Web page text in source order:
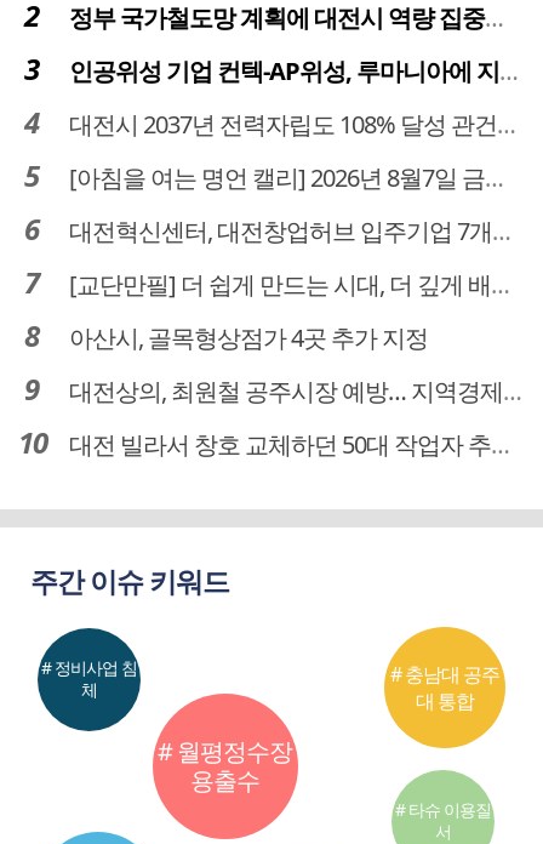
정부 국가철도망 계획에 대전시 역량 집중해야
인공위성 기업 컨텍-AP위성, 루마니아에 지상국 시스템 전수
대전시 2037년 전력자립도 108% 달성 관건은 '주민 수용성'
[아침을 여는 명언 캘리] 2026년 8월7일 금요일
대전혁신센터, 대전창업허브 입주기업 7개사 모집
[교단만필] 더 쉽게 만드는 시대, 더 깊게 배우는 교육
아산시, 골목형상점가 4곳 추가 지정
대전상의, 최원철 공주시장 예방… 지역경제 협력방안 논의
대전 빌라서 창호 교체하던 50대 작업자 추락해 숨져
주간 이슈 키워드
# 월평정수장
용출수
# 충남대 공주
대 통합
# 정비사업 침
체
# 타슈 이용질
서